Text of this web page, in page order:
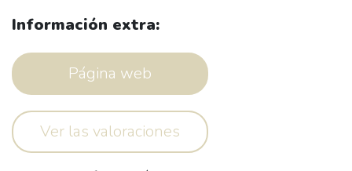
Información extra:
Página web
Ver las valoraciones